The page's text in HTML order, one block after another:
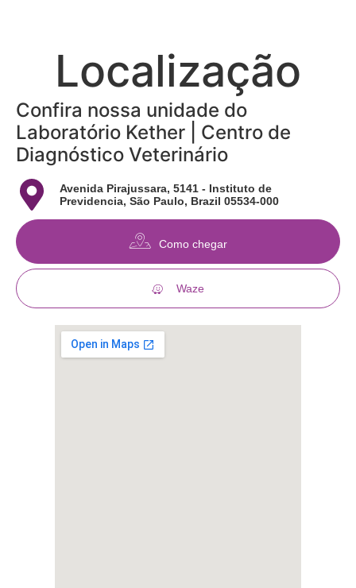
Localização
Confira nossa unidade do
Laboratório Kether | Centro de
Diagnóstico Veterinário
Avenida Pirajussara, 5141 - Instituto de
Previdencia, São Paulo, Brazil 05534-000
Como chegar
Waze